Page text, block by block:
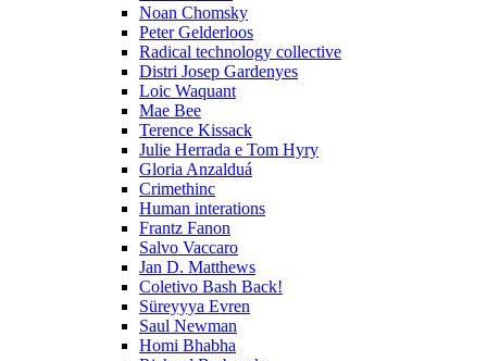
Noan Chomsky
Peter Gelderloos
Radical technology collective
Distri Josep Gardenyes
Loic Waquant
Mae Bee
Terence Kissack
Julie Herrada e Tom Hyry
Gloria Anzalduá
Crimethinc
Human interations
Frantz Fanon
Salvo Vaccaro
Jan D. Matthews
Coletivo Bash Back!
Süreyyya Evren
Saul Newman
Homi Bhabha